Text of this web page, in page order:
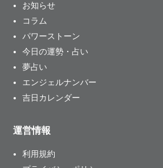
お知らせ
コラム
パワーストーン
今日の運勢・占い
夢占い
エンジェルナンバー
吉日カレンダー
運営情報
利用規約